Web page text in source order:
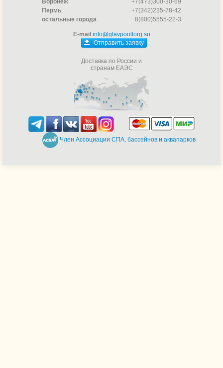
Воронеж
+7(473)300-30-69
Пермь
+7(342)235-78-42
остальные города
8(800)5555-22-3
E-mail info@glavpooltorg.su
Отправить заявку
Доставка по России и
странам ЕАЭС
Член Ассоциации СПА, бассейнов и аквапарков